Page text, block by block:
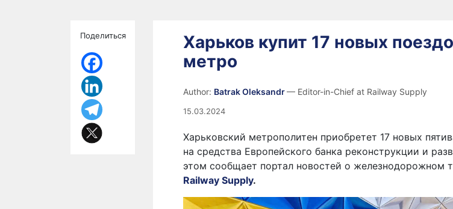
Поделиться
Харьков купит 17 новых
метро
Author: Batrak Oleksandr— Editor-in-Chief at Railway Supply
15.03.2024
Харьковский метрополитен приобретет 17 новых
на средства Европейского банка реконструкции и
этом сообщает портал новостей о железнодорожном
Railway Supply.